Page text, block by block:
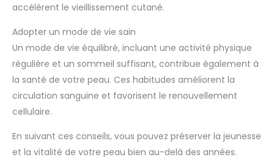
accélèrent le vieillissement cutané.
Adopter un mode de vie sain
Un mode de vie équilibré, incluant une activité physique
régulière et un sommeil suffisant, contribue également à
la santé de votre peau. Ces habitudes améliorent la
circulation sanguine et favorisent le renouvellement
cellulaire.
En suivant ces conseils, vous pouvez préserver la jeunesse
et la vitalité de votre peau bien au-delà des années.